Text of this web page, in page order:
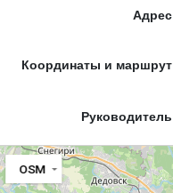
Адрес
Координаты и маршрут
Руководитель
OSM